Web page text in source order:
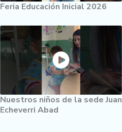
Feria Educación Inicial 2026
Nuestros niños de la sede Juan
Echeverri Abad